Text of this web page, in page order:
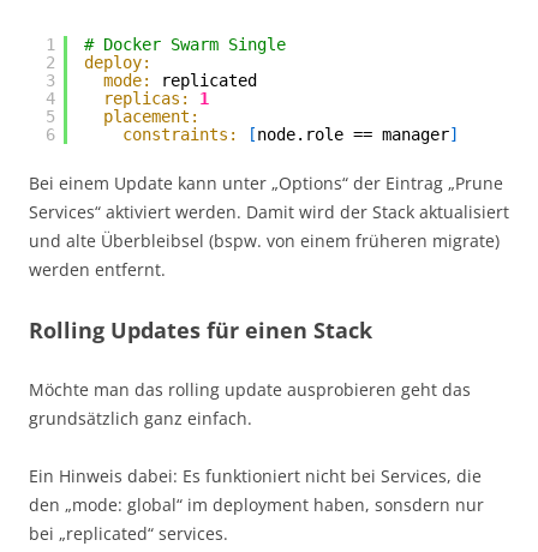
1
2
3
4
5
6
# Docker Swarm Single
deploy:
mode:
replicated
replicas:
1
placement:
constraints:
[node.role == manager]
Bei einem Update kann unter „Options“ der Eintrag „Prune
Services“ aktiviert werden. Damit wird der Stack aktualisiert
und alte Überbleibsel (bspw. von einem früheren migrate)
werden entfernt.
Rolling Updates für einen Stack
Möchte man das rolling update ausprobieren geht das
grundsätzlich ganz einfach.
Ein Hinweis dabei: Es funktioniert nicht bei Services, die
den „mode: global“ im deployment haben, sonsdern nur
bei „replicated“ services.